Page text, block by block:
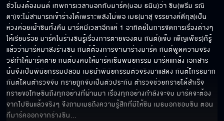
ชั่วโมงต้องมนต์ EP.14[7/10]
ชั่วโมงต้องมนต์ EP.14[8/10]
ชั่วโมงต้องมนต์ EP.14[9/10]
ชั่วโมงต้องมนต์ เทพการเวลาบอกกับมาร์ค(บอม ธนิน)ว่า ซิน(พรีม รณิ
ดา)จะไม่สามารถเข้าร่างได้เพราะพลังไม่พอ เมธ(มาสุ จรรยางค์ดีกุล)เป็น
ห่วงค่อยเฝ้าซินทั้งคืน มาร์คมีเวลาอีกแค่ 1 อาทิตย์ในการจัดการเรื่องต่างๆ
ให้เรียบร้อย มาร์คในร่างซินรู้เรื่องการตายของตน กันต์(แจ๊บ เพ็ญเพ็ชร)ก็รู้
แล้วว่ามาร์คมาสิงร่างซิน กันต์ต้องการจะเผาร่างมาร์ค กันต์พูดความจริง
วิธีทำให้มาร์คตาย กันต์บังคับให้มาร์คเซ็นพินัยกรรม มาร์คแกล้ง เอกสาร
นั้นจึงเป็นพินัยกรรมปลอม เมธนำพินัยกรรมตัวจริงมาแสดง กันต์โกรธมาก
กันต์โดนตำรวจจับ ทรายถูกจับเป็นตัวประกัน ตำรวจช่วยทรายได้สำเร็จ
ทรายขอโทษซินถึงทุกอย่างที่ผ่านมา เรื่องทุกอย่างกำลังจะจบ มาร์คจะต้อง
จากไปซินแล้วจริงๆ จึงถามเมธถึงความรู้สึกที่มีให้ซิน เมธบอกชอบซิน ตอน
ที่มาร์คออกจากร่างซิน...